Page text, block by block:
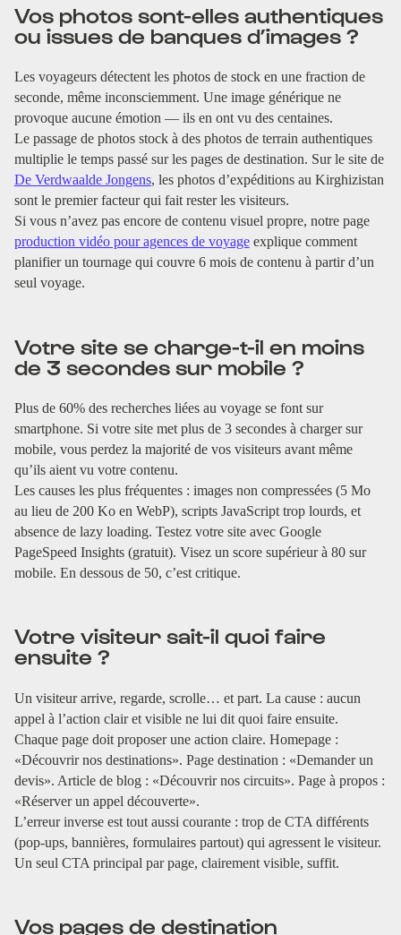
Vos photos sont-elles authentiques
ou issues de banques d’images ?
Les voyageurs détectent les photos de stock en une fraction de
seconde, même inconsciemment. Une image générique ne
provoque aucune émotion — ils en ont vu des centaines.
Le passage de photos stock à des photos de terrain authentiques
multiplie le temps passé sur les pages de destination. Sur le site de
De Verdwaalde Jongens, les photos d’expéditions au Kirghizistan
sont le premier facteur qui fait rester les visiteurs.
Si vous n’avez pas encore de contenu visuel propre, notre page
production vidéo pour agences de voyageexplique comment
planifier un tournage qui couvre 6 mois de contenu à partir d’un
seul voyage.
Votre site se charge-t-il en moins
de 3 secondes sur mobile ?
Plus de 60% des recherches liées au voyage se font sur
smartphone. Si votre site met plus de 3 secondes à charger sur
mobile, vous perdez la majorité de vos visiteurs avant même
qu’ils aient vu votre contenu.
Les causes les plus fréquentes : images non compressées (5 Mo
au lieu de 200 Ko en WebP), scripts JavaScript trop lourds, et
absence de lazy loading. Testez votre site avec Google
PageSpeed Insights (gratuit). Visez un score supérieur à 80 sur
mobile. En dessous de 50, c’est critique.
Votre visiteur sait-il quoi faire
ensuite ?
Un visiteur arrive, regarde, scrolle… et part. La cause : aucun
appel à l’action clair et visible ne lui dit quoi faire ensuite.
Chaque page doit proposer une action claire. Homepage :
«Découvrir nos destinations». Page destination : «Demander un
devis». Article de blog : «Découvrir nos circuits». Page à propos :
«Réserver un appel découverte».
L’erreur inverse est tout aussi courante : trop de CTA différents
(pop-ups, bannières, formulaires partout) qui agressent le visiteur.
Un seul CTA principal par page, clairement visible, suffit.
Vos pages de destination